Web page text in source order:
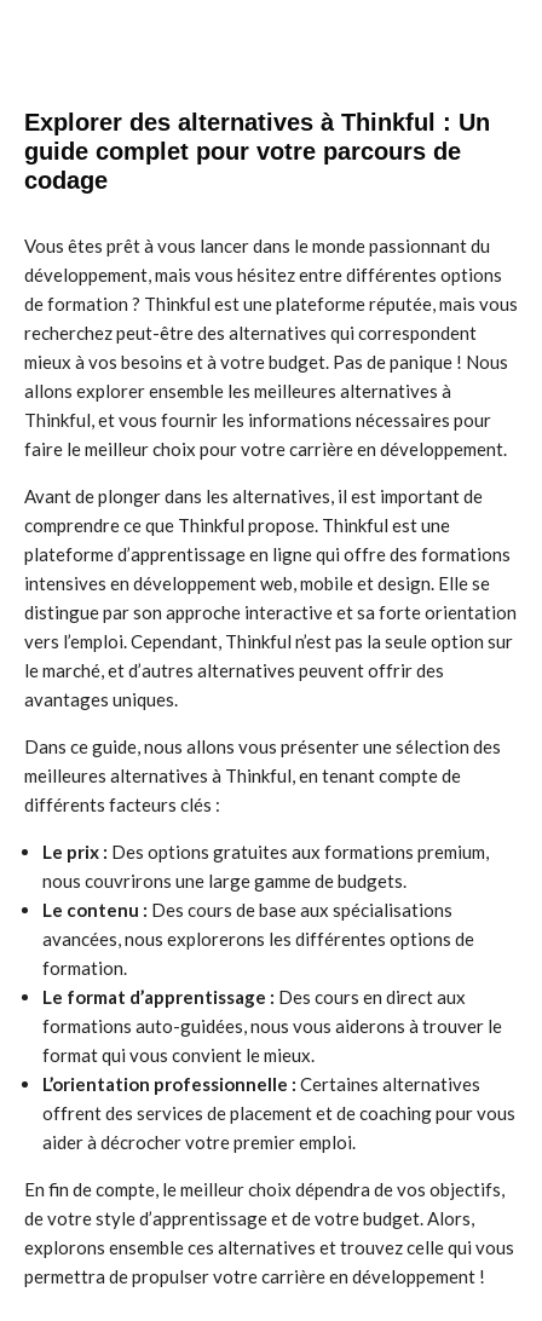
Explorer des alternatives à Thinkful : Un
guide complet pour votre parcours de
codage
Vous êtes prêt à vous lancer dans le monde passionnant du
développement, mais vous hésitez entre différentes options
de formation ? Thinkful est une plateforme réputée, mais vous
recherchez peut-être des alternatives qui correspondent
mieux à vos besoins et à votre budget. Pas de panique ! Nous
allons explorer ensemble les meilleures alternatives à
Thinkful, et vous fournir les informations nécessaires pour
faire le meilleur choix pour votre carrière en développement.
Avant de plonger dans les alternatives, il est important de
comprendre ce que Thinkful propose. Thinkful est une
plateforme d’apprentissage en ligne qui offre des formations
intensives en développement web, mobile et design. Elle se
distingue par son approche interactive et sa forte orientation
vers l’emploi. Cependant, Thinkful n’est pas la seule option sur
le marché, et d’autres alternatives peuvent offrir des
avantages uniques.
Dans ce guide, nous allons vous présenter une sélection des
meilleures alternatives à Thinkful, en tenant compte de
différents facteurs clés :
Le prix : Des options gratuites aux formations premium,
nous couvrirons une large gamme de budgets.
Le contenu : Des cours de base aux spécialisations
avancées, nous explorerons les différentes options de
formation.
Le format d’apprentissage : Des cours en direct aux
formations auto-guidées, nous vous aiderons à trouver le
format qui vous convient le mieux.
L’orientation professionnelle : Certaines alternatives
offrent des services de placement et de coaching pour vous
aider à décrocher votre premier emploi.
En fin de compte, le meilleur choix dépendra de vos objectifs,
de votre style d’apprentissage et de votre budget. Alors,
explorons ensemble ces alternatives et trouvez celle qui vous
permettra de propulser votre carrière en développement !